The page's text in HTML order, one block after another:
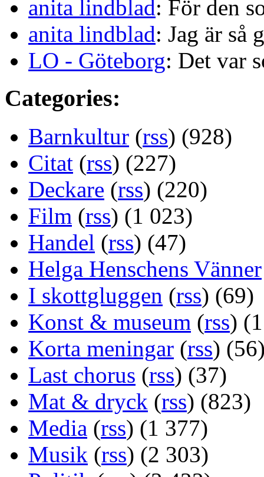
anita lindblad : För den
anita lindblad: Jag är så
LO - Göteborg: Det var
Categories:
Barnkultur (rss) (928)
Citat (rss) (227)
Deckare (rss) (220)
Film (rss) (1 023)
Handel (rss) (47)
Helga Henschens Vänner
I skottgluggen (rss) (69)
Konst & museum (rss)
Korta meningar (rss)
Last chorus (rss) (37)
Mat & dryck (rss) (823)
Media (rss) (1 377)
Musik (rss) (2 303)